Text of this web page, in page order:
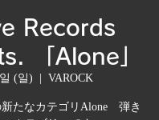
Records
「Alone」
(일)
  |
VAROCK
新たなカテゴリAlone 弾き